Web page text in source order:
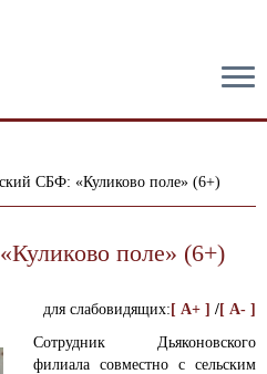
СБФ: «Куликово поле» (6+)
поле» (6+)
для слабовидящих: [ A+ ] /[ A- ]
Сотрудник Дьяконовского
филиала совместно с сельским